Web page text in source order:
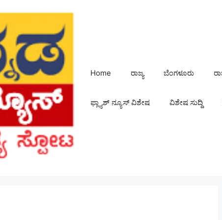
Home ರಾಜ್ಯ ಬೆಂಗಳೂರು
ಫ್ಲ್ಯಾಶ್ ನ್ಯೂಸ್ ವಿಶೇಷ ವಿಶೇಷ ಸುದ್ದಿ